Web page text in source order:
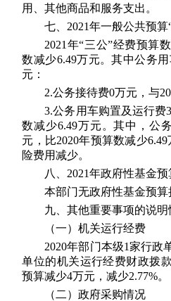
用、其他商品和服务支出。
七、2021年一般公共预
2021年“三公”经费预算
数减少6.49万元。其中公务
元：
2.公务接待费0万元，与
3.公务用车购置及运行费
数减少6.49万元。其中，公
元，比2020年预算数减少
险费用减少。
八、2021年政府性基金
本部门无政府性基金预算
九、其他重要事项的说明
（一）机关运行经费
2020年部门本级1家行政
单位的机关运行经费财政拨
预算减少4万元，减少2.77%。
（二）政府采购情况